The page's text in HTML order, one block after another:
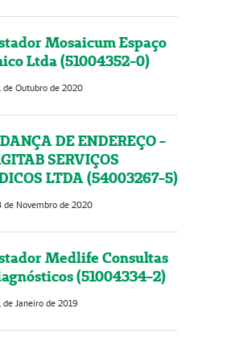
Mosaicum Espaço
Ltda (51004352-0)
de Outubro de 2020
DE ENDEREÇO -
SERVIÇOS
LTDA (54003267-5)
de Novembro de 2020
Medlife Consultas
(51004334-2)
de Janeiro de 2019